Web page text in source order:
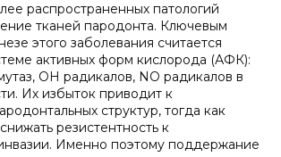
распространенных патологий
тканей пародонта. Ключевым
этого заболевания считается
активных форм кислорода (АФК):
ОН радикалов, NO радикалов в
Их избыток приводит к
структур, тогда как
резистентность к
Именно поэтому поддержание